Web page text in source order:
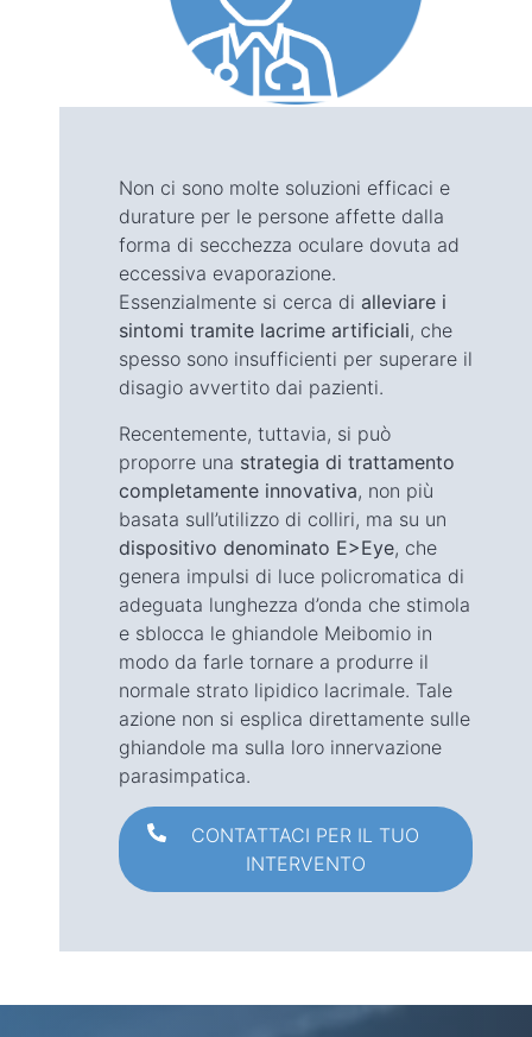
Non ci sono molte soluzioni efficaci e
durature per le persone affette dalla
forma di secchezza oculare dovuta ad
eccessiva evaporazione.
Essenzialmente si cerca di alleviare i
sintomi tramite lacrime artificiali, che
spesso sono insufficienti per superare il
disagio avvertito dai pazienti.
Recentemente, tuttavia, si può
proporre una strategia di trattamento
completamente innovativa, non più
basata sull’utilizzo di colliri, ma su un
dispositivo denominato E>Eye, che
genera impulsi di luce policromatica di
adeguata lunghezza d’onda che stimola
e sblocca le ghiandole Meibomio in
modo da farle tornare a produrre il
normale strato lipidico lacrimale. Tale
azione non si esplica direttamente sulle
ghiandole ma sulla loro innervazione
parasimpatica.
CONTATTACI PER IL TUO
INTERVENTO